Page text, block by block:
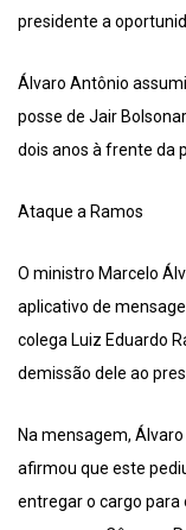
presidente a
Álvaro Antônio
posse de Jair
dois anos à frente da
Ataque a Ramos
O ministro Marcelo
aplicativo de
colega Luiz Eduardo
demissão dele ao
Na mensagem,
afirmou que este
entregar o cargo para